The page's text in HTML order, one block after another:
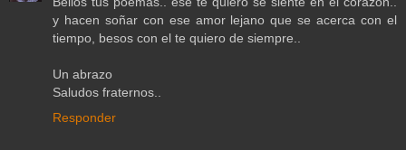
y hacen soñar con ese amor lejano que se acerca con el
tiempo, besos con el te quiero de siempre..
Un abrazo
Saludos fraternos..
Responder